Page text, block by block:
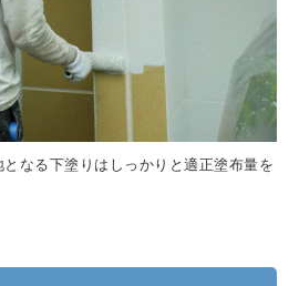
なる下塗りはしっかりと適正塗布量を